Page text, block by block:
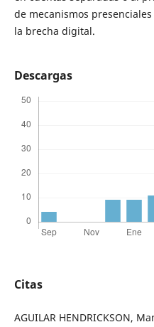
de mecanismos
la brecha digital.
Descargas
Citas
AGUILAR HENDRICKSON,